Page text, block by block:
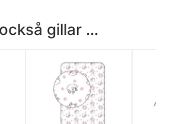
gillar ...